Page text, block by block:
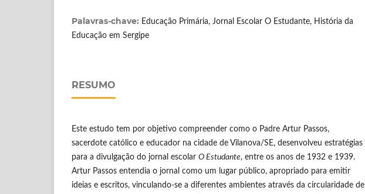
Palavras-chave: Educação Primária, Jornal Escolar O Estudante, História da
Educação em Sergipe
RESUMO
Este estudo tem por objetivo compreender como o Padre Artur Passos,
sacerdote católico e educador na cidade de Vilanova/SE, desenvolveu estratégias
para a divulgação do jornal escolar O Estudante, entre os anos de 1932 e 1939.
Artur Passos entendia o jornal como um lugar público, apropriado para emitir
ideias e escritos, vinculando-se a diferentes ambientes através da circularidade de